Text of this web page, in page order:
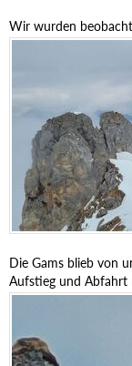
Wir wurden
Die Gams blieb von
Aufstieg und Abfahrt